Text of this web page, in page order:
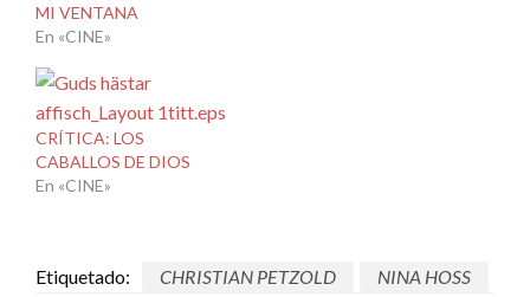
MI VENTANA
En «CINE»
CRÍTICA: LOS
CABALLOS DE DIOS
En «CINE»
Etiquetado: CHRISTIAN PETZOLD NINA HOSS